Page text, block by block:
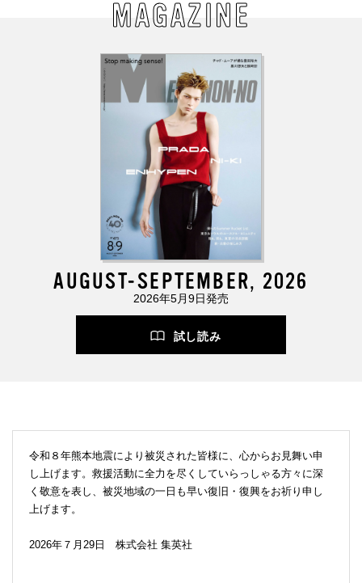
MAGAZINE
AUGUST-SEPTEMBER, 2026
2026年5月9日発売
試し読み
令和８年熊本地震により被災された皆様に、心からお見舞い申
し上げます。救援活動に全力を尽くしていらっしゃる方々に深
く敬意を表し、被災地域の一日も早い復旧・復興をお祈り申し
上げます。
2026年７月29日 株式会社 集英社